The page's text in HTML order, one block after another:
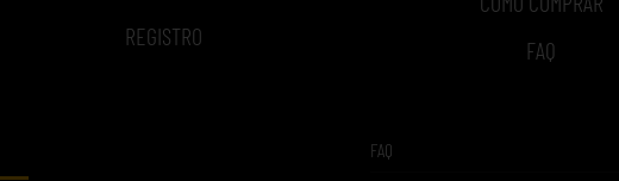
REGISTRO
FAQ
FAQ